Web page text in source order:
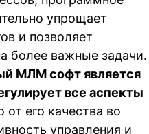
упрощает
и позволяет
более важные задачи.
МЛМ софт является
все аспекты
от его качества во
управления и